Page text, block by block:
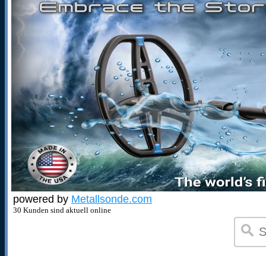
powered by Metallsonde.com
30 Kunden sind aktuell online